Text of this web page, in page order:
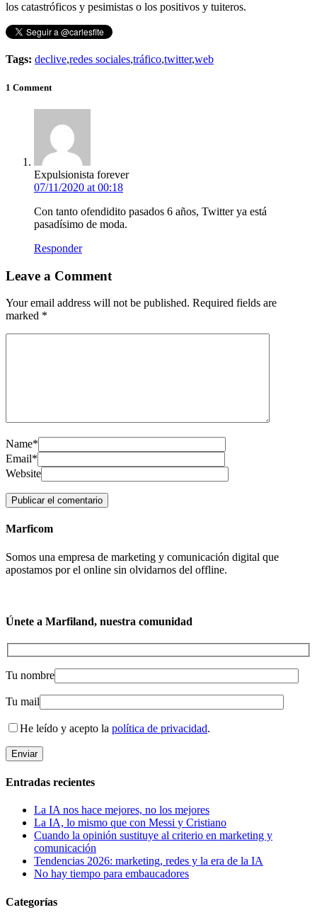
los catastróficos y pesimistas o los positivos y tuiteros.
Tags: declive,redes sociales,tráfico,twitter,web
1 Comment
Expulsionista forever
07/11/2020 at 00:18
Con tanto ofendidito pasados 6 años, Twitter ya está
pasadísimo de moda.
Responder
Leave a Comment
Your email address will not be published. Required fields are
marked *
Name*
Email*
Website
Marficom
Somos una empresa de marketing y comunicación digital que
apostamos por el online sin olvidarnos del offline.
Únete a Marfiland, nuestra comunidad
Tu nombre
Tu mail
He leído y acepto la política de privacidad.
Entradas recientes
La IA nos hace mejores, no los mejores
La IA, lo mismo que con Messi y Cristiano
Cuando la opinión sustituye al criterio en marketing y
comunicación
Tendencias 2026: marketing, redes y la era de la IA
No hay tiempo para embaucadores
Categorías